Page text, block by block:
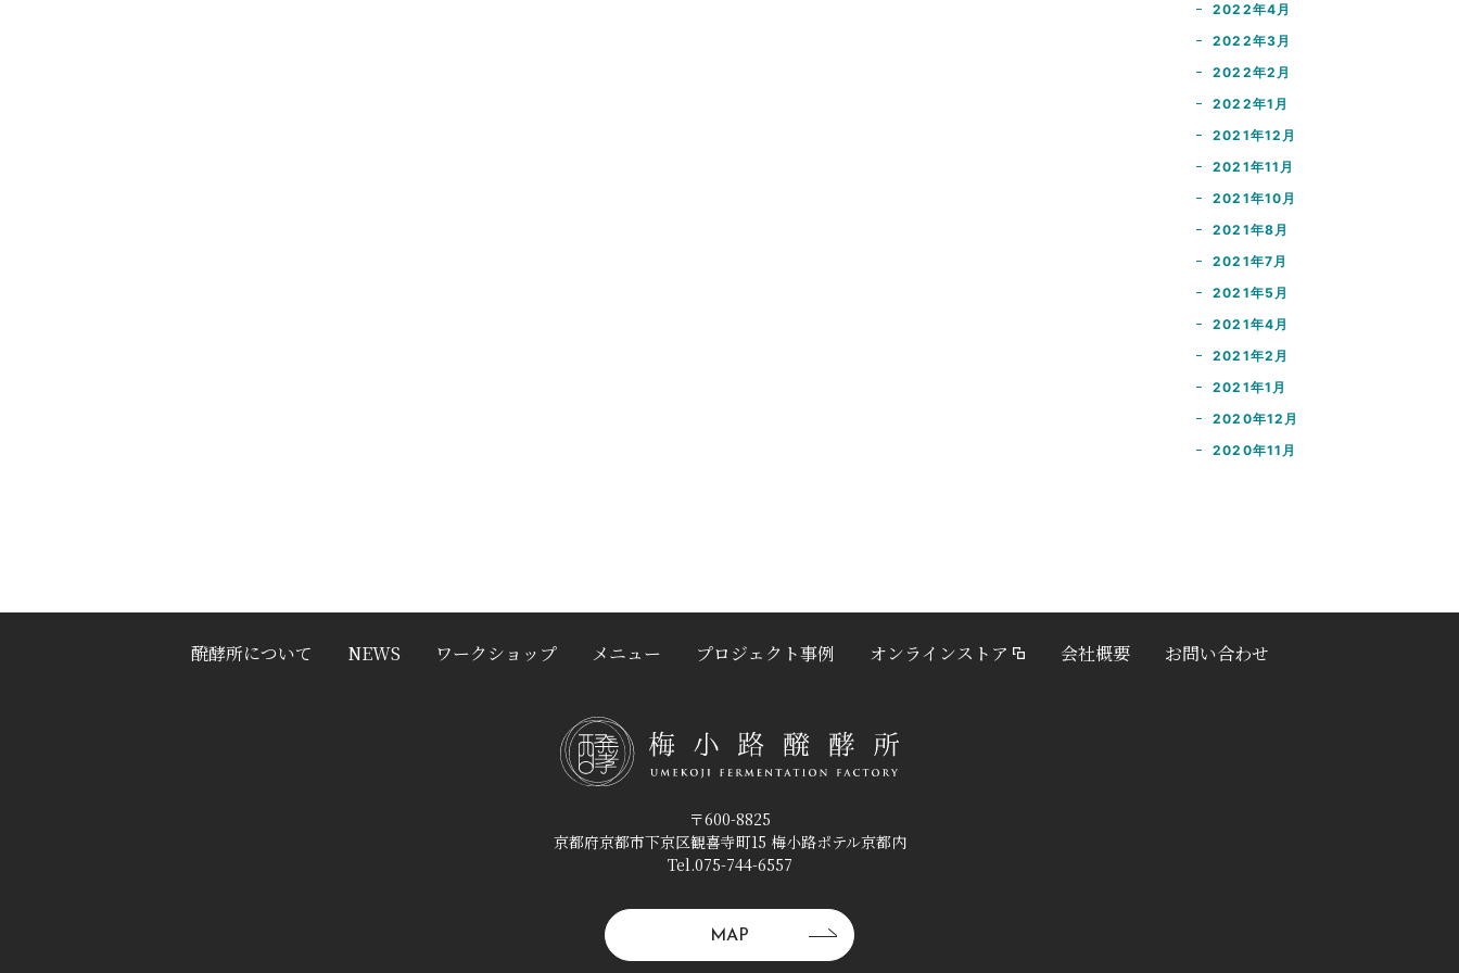
2022年4月
2022年3月
2022年2月
2022年1月
2021年12月
2021年11月
2021年10月
2021年8月
2021年7月
2021年5月
2021年4月
2021年2月
2021年1月
2020年12月
2020年11月
醗酵所について NEWS ワークショップ メニュー プロジェクト事例 オンラインストア 会社概要 お問い合わせ
〒600-8825
京都府京都市下京区観喜寺町15 梅小路ポテル京都内
Tel.075-744-6557
MAP